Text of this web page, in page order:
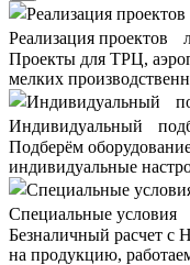
Реализация проектов
Проекты для ТРЦ,
мелких
Индивидуальный
Подберём
индивидуальные
Специальные
Безналичный расчет с
на продукцию,